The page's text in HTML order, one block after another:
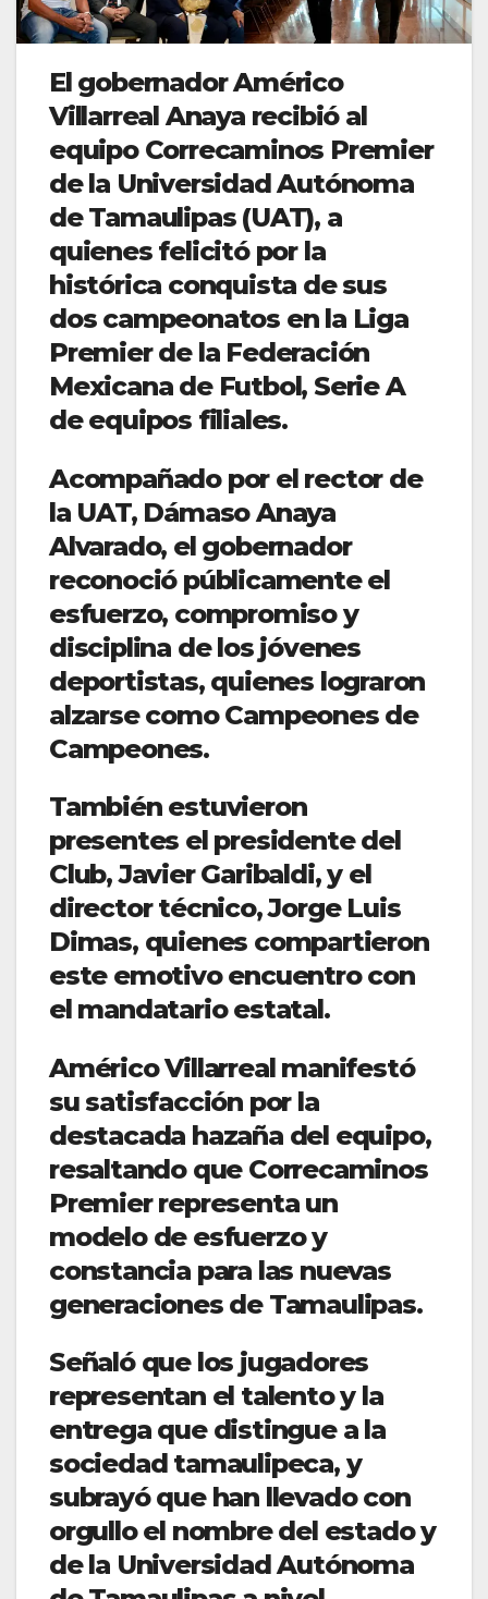
El gobernador Américo
Villarreal Anaya recibió al
equipo Correcaminos Premier
de la Universidad Autónoma
de Tamaulipas (UAT), a
quienes felicitó por la
histórica conquista de sus
dos campeonatos en la Liga
Premier de la Federación
Mexicana de Futbol, Serie A
de equipos filiales.
Acompañado por el rector de
la UAT, Dámaso Anaya
Alvarado, el gobernador
reconoció públicamente el
esfuerzo, compromiso y
disciplina de los jóvenes
deportistas, quienes lograron
alzarse como Campeones de
Campeones.
También estuvieron
presentes el presidente del
Club, Javier Garibaldi, y el
director técnico, Jorge Luis
Dimas, quienes compartieron
este emotivo encuentro con
el mandatario estatal.
Américo Villarreal manifestó
su satisfacción por la
destacada hazaña del equipo,
resaltando que Correcaminos
Premier representa un
modelo de esfuerzo y
constancia para las nuevas
generaciones de Tamaulipas.
Señaló que los jugadores
representan el talento y la
entrega que distingue a la
sociedad tamaulipeca, y
subrayó que han llevado con
orgullo el nombre del estado y
de la Universidad Autónoma